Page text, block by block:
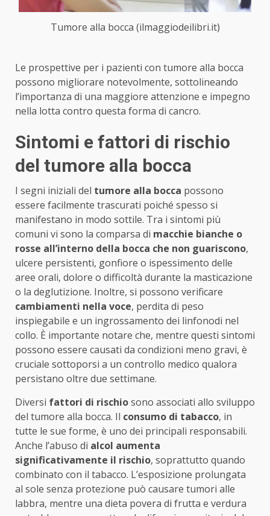
Tumore alla bocca (ilmaggiodeilibri.it)
Le prospettive per i pazienti con tumore alla bocca
possono migliorare notevolmente, sottolineando
l’importanza di una maggiore attenzione e impegno
nella lotta contro questa forma di cancro.
Sintomi e fattori di rischio
del tumore alla bocca
I segni iniziali del tumore alla bocca possono
essere facilmente trascurati poiché spesso si
manifestano in modo sottile. Tra i sintomi più
comuni vi sono la comparsa di macchie bianche o
rosse all’interno della bocca che non guariscono,
ulcere persistenti, gonfiore o ispessimento delle
aree orali, dolore o difficoltà durante la masticazione
o la deglutizione. Inoltre, si possono verificare
cambiamenti nella voce, perdita di peso
inspiegabile e un ingrossamento dei linfonodi nel
collo. È importante notare che, mentre questi sintomi
possono essere causati da condizioni meno gravi, è
cruciale sottoporsi a un controllo medico qualora
persistano oltre due settimane.
Diversi fattori di rischiosono associati allo sviluppo
del tumore alla bocca. Il consumo di tabacco, in
tutte le sue forme, è uno dei principali responsabili.
Anche l’abuso di alcol aumenta
significativamente il rischio, soprattutto quando
combinato con il tabacco. L’esposizione prolungata
al sole senza protezione può causare tumori alle
labbra, mentre una dieta povera di frutta e verdura